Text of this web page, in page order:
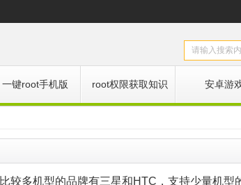
一键root手机版 root权限获取知识 安卓游
较多机型的品牌有三星和HTC，支持少量机型